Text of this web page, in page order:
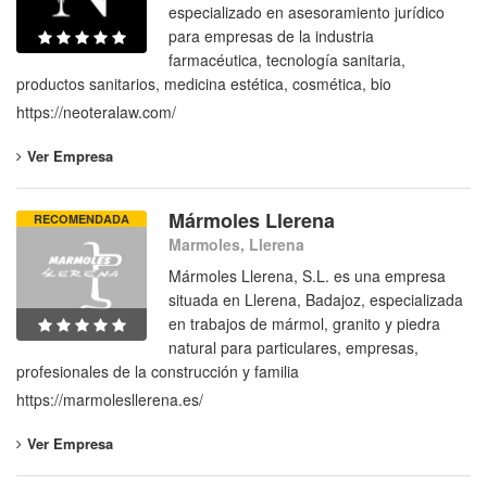
especializado en asesoramiento jurídico
para empresas de la industria
farmacéutica, tecnología sanitaria,
productos sanitarios, medicina estética, cosmética, bio
https://neoteralaw.com/
Ver Empresa
RECOMENDADA Mármoles Llerena
Marmoles, Llerena
Mármoles Llerena, S.L. es una empresa
situada en Llerena, Badajoz, especializada
en trabajos de mármol, granito y piedra
natural para particulares, empresas,
profesionales de la construcción y familia
https://marmolesllerena.es/
Ver Empresa